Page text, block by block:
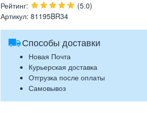
Рейтинг:
(5.0)
Артикул: 81195BR34
Способы доставки
Новая Почта
Курьерская доставка
Отгрузка после оплаты
Самовывоз